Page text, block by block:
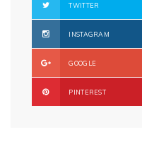
TWITTER
INSTAGRAM
GOOGLE
PINTEREST